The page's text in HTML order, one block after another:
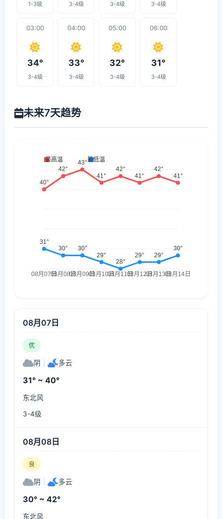
1-3级 3-4级 3-4级 3-4级
03:00
34°
3-4级
04:00
33°
3-4级
05:00
32°
3-4级
06:00
31°
3-4级
未来7天趋势
08月07日
优
阴 多云
31° ~ 40°
东北风
3-4级
08月08日
良
阴 多云
30° ~ 42°
东北风